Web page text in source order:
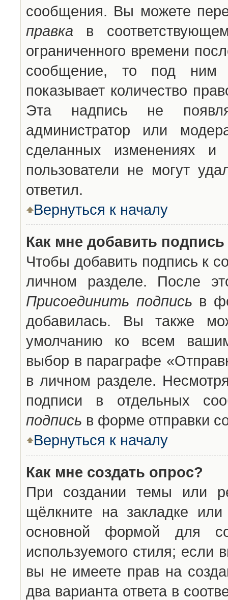
сообщения. Вы можете
правка в
ограниченного времени
сообщение, то под ним
показывает количество
Эта надпись не
администратор или
сделанных изменениях
пользователи не могут
ответил.
Вернуться к началу
Как мне добавить
Чтобы добавить подпись к
личном разделе. После
Присоединить подпись в
добавилась. Вы также
умолчанию ко всем
выбор в параграфе
в личном разделе.
подписи в отдельных
подпись в форме отправки
Вернуться к началу
Как мне создать опрос?
При создании темы или
щёлкните на закладке
основной формой для
используемого стиля; если
вы не имеете прав на
два варианта ответа в